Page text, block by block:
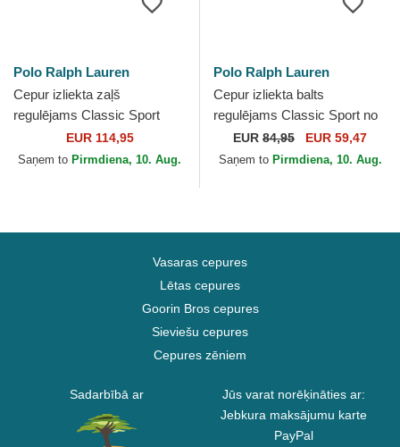
Polo Ralph Lauren
Cepur izliekta zaļš
regulējams Classic Sport
Twill Bear no Polo Ralph
Lauren
EUR 114,95
Saņem to Pirmdiena, 10. Aug.
Polo Ralph Lauren
Cepur izliekta balts
regulējams Classic Sport no
Polo Ralph Lauren
EUR 84,95 EUR 59,47
Saņem to Pirmdiena, 10. Aug.
Vasaras cepures
Lētas cepures
Goorin Bros cepures
Sieviešu cepures
Cepures zēniem
Sadarbībā ar
Jūs varat norēķināties ar:
Jebkura maksājumu karte
PayPal